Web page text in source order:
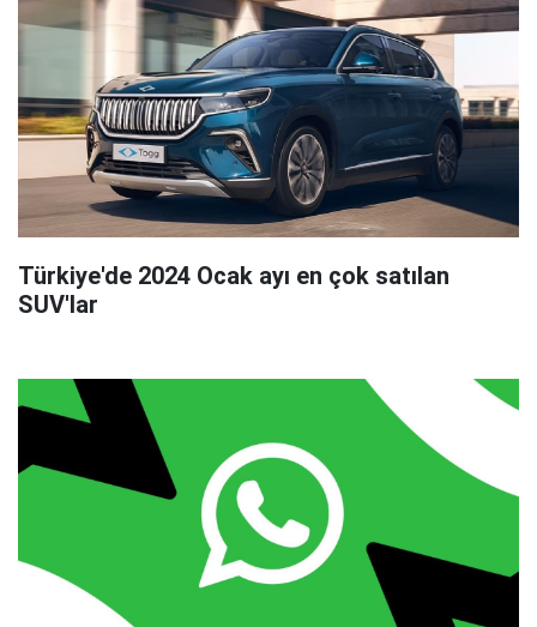
Türkiye'de 2024 Ocak ayı en çok satılan
SUV'lar